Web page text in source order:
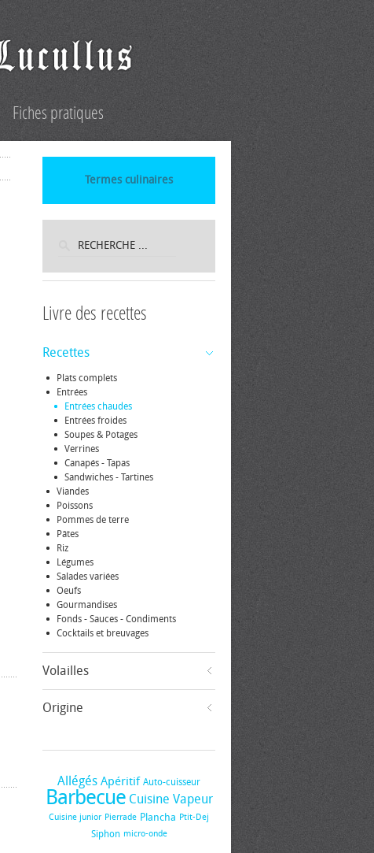
Fiches pratiques
Termes culinaires
Livre des recettes
Recettes
Plats complets
Entrées
Entrées chaudes
Entrées froides
Soupes & Potages
Verrines
Canapés - Tapas
Sandwiches - Tartines
Viandes
Poissons
Pommes de terre
Pâtes
Riz
Légumes
Salades variées
Oeufs
Gourmandises
Fonds - Sauces - Condiments
Cocktails et breuvages
Volailles
Origine
Allégés Apéritif Auto-cuisseur
Barbecue Cuisine Vapeur
Cuisine junior Pierrade Plancha Ptit-Dej
Siphon micro-onde